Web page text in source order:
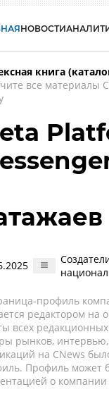
НОВОСТИ
книга
все материалы
профиль
редактором на
всех
рынков,
на CNews
Профиль может
о компании